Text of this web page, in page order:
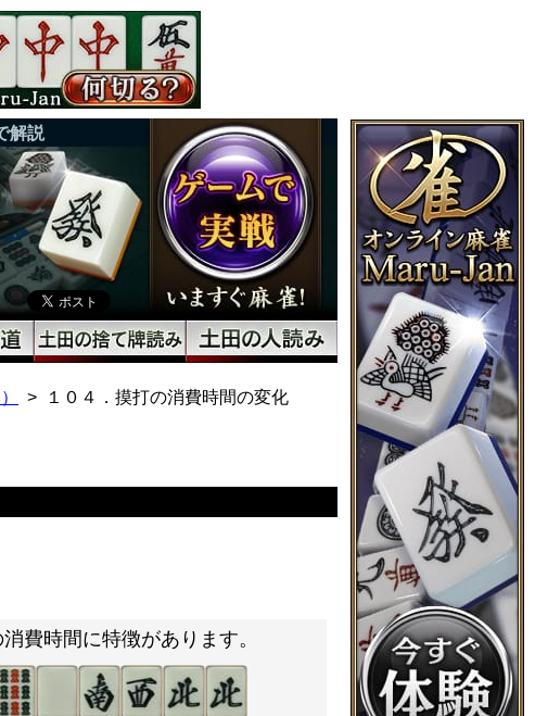
解説
１０４．摸打の消費時間の変化
費時間に特徴があります。